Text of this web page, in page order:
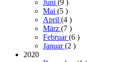
Juni (9 )
Mai (5 )
April (4 )
März (7 )
Februar(6 )
Januar(2 )
2020